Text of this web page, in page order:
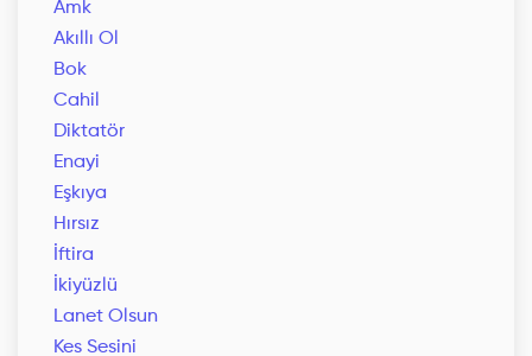
Amk
Akıllı Ol
Bok
Cahil
Diktatör
Enayi
Eşkıya
Hırsız
İftira
İkiyüzlü
Lanet Olsun
Kes Sesini